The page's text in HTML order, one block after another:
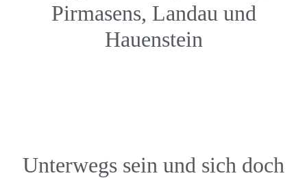
Pirmasens, Landau und
Hauenstein
Unterwegs sein und sich doch